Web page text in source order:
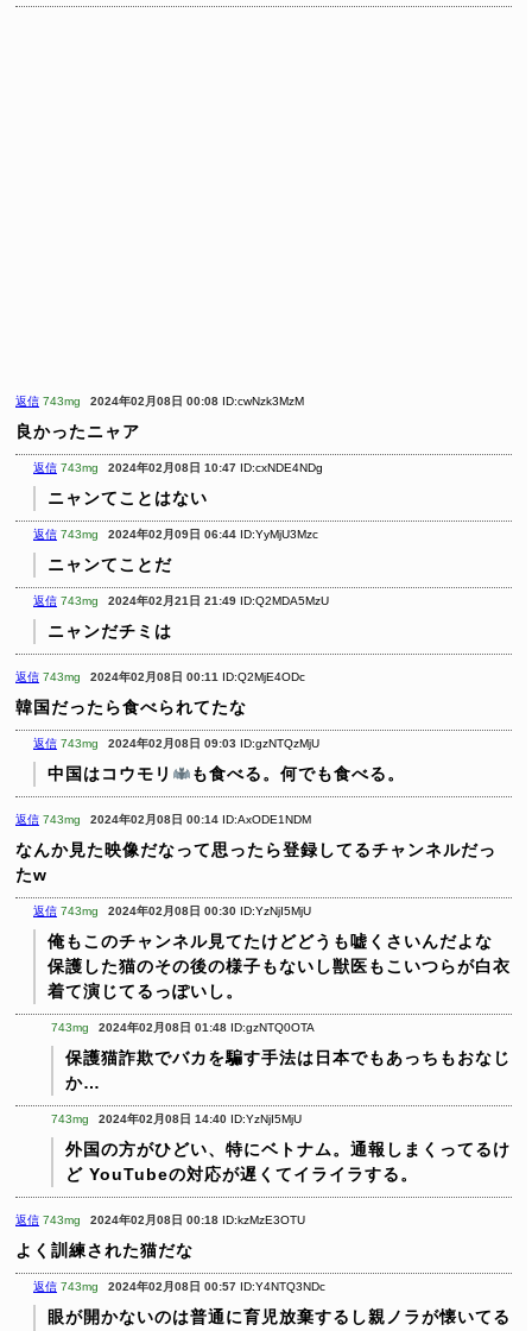
返信 743mg 2024年02月08日 00:08 ID:cwNzk3MzM
良かったニャア
返信 743mg 2024年02月08日 10:47 ID:cxNDE4NDg
ニャンてことはない
返信 743mg 2024年02月09日 06:44 ID:YyMjU3Mzc
ニャンてことだ
返信 743mg 2024年02月21日 21:49 ID:Q2MDA5MzU
ニャンだチミは
返信 743mg 2024年02月08日 00:11 ID:Q2MjE4ODc
韓国だったら食べられてたな
返信 743mg 2024年02月08日 09:03 ID:gzNTQzMjU
中国はコウモリ も食べる。何でも食べる。
返信 743mg 2024年02月08日 00:14 ID:AxODE1NDM
なんか見た映像だなって思ったら登録してるチャンネルだっ
たw
返信 743mg 2024年02月08日 00:30 ID:YzNjI5MjU
俺もこのチャンネル見てたけどどうも嘘くさいんだよな
保護した猫のその後の様子もないし獣医もこいつらが白衣
着て演じてるっぽいし。
743mg 2024年02月08日 01:48 ID:gzNTQ0OTA
保護猫詐欺でバカを騙す手法は日本でもあっちもおなじ
か…
743mg 2024年02月08日 14:40 ID:YzNjI5MjU
外国の方がひどい、特にベトナム。通報しまくってるけ
ど YouTubeの対応が遅くてイライラする。
返信 743mg 2024年02月08日 00:18 ID:kzMzE3OTU
よく訓練された猫だな
返信 743mg 2024年02月08日 00:57 ID:Y4NTQ3NDc
眼が開かないのは普通に育児放棄するし親ノラが懐いてる